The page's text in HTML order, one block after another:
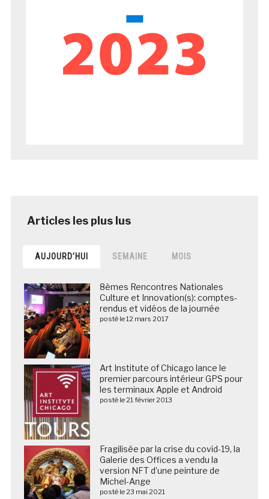
AUJOURD’HUI SEMAINE MOIS
8èmes Rencontres Nationales
Culture et Innovation(s): comptes-
rendus et vidéos de la journée
posté le 12 mars 2017
Art Institute of Chicago lance le
premier parcours intérieur GPS pour
les terminaux Apple et Android
posté le 21 février 2013
Fragilisée par la crise du covid-19, la
Galerie des Offices a vendu la
version NFT d’une peinture de
Michel-Ange
posté le 23 mai 2021